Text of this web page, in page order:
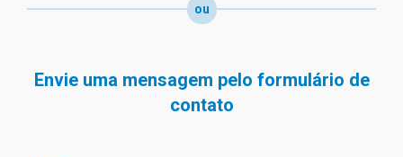
Envie uma mensagem pelo formulário de
contato
ou